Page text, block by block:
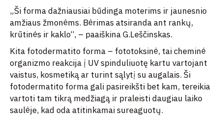
„Ši forma dažniausiai būdinga moterims ir jaunesnio
amžiaus žmonėms. Bėrimas atsiranda ant rankų,
krūtinės ir kaklo“, – paaiškina G.Leščinskas.
Kita fotodermatito forma – fototoksinė, tai cheminė
organizmo reakcija į UV spinduliuotę kartu vartojant
vaistus, kosmetiką ar turint sąlytį su augalais. Ši
fotodermatito forma gali pasireikšti bet kam, tereikia
vartoti tam tikrą medžiagą ir praleisti daugiau laiko
saulėje, kad oda atitinkamai sureaguotų.